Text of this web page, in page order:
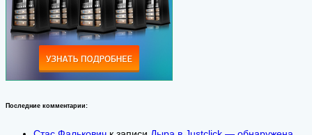
Последние комментарии: